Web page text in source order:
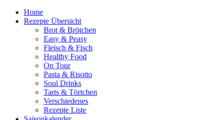
Home
Rezepte Übersicht
Brot & Brötchen
Easy & Peasy
Fleisch & Fisch
Healthy Food
On Tour
Pasta & Risotto
Soul Drinks
Tarts & Törtchen
Verschiedenes
Rezepte Liste